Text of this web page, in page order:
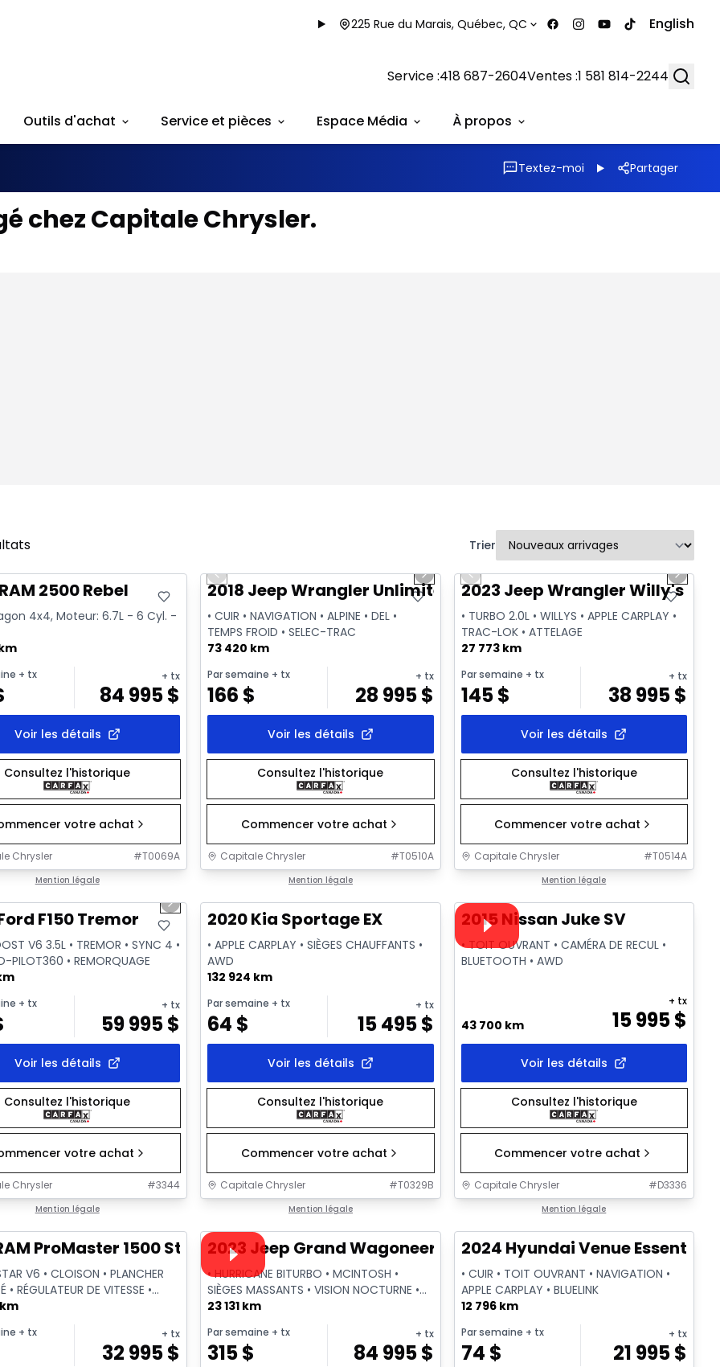
225 Rue du Marais, Québec, QC English
Service :418 687-2604Ventes :1 581 814-2244
Outils d'achat Service et pièces Espace Média À propos
Textez-moi Partager
chez Capitale Chrysler.
Trier
offre
2500 Rebel
4x4, Moteur: 6.7L - 6 Cyl. -
+ tx + tx
84 995$
Voir les détails
Consultez l'historique
votre achat
Chrysler #T0069A
Mention légale
Previous slide Next slide
2018 Jeep Wrangler Unlimited Sahara
• CUIR • NAVIGATION • ALPINE • DEL •
TEMPS FROID • SELEC-TRAC
73 420 km
Par semaine + tx
166 $
+ tx
28 995$
Voir les détails
Consultez l'historique
Commencer votre achat
Capitale Chrysler #T0510A
Mention légale
Très bonne offre
Previous slide Next
2023 Jeep Wrangler Willy's
• TURBO 2.0L • WILLYS • APPLE CARPLAY •
TRAC-LOK • ATTELAGE
27 773 km
Par semaine + tx
145$
+ tx
38 995$
Voir les détails
Consultez l'historique
Commencer votre achat
Capitale Chrysler #T0514A
Mention légale
offre
slide Next slide
F150 Tremor
V6 3.5L • TREMOR • SYNC 4 •
PILOT360 • REMORQUAGE
+ tx + tx
59 995$
Voir les détails
Consultez l'historique
votre achat
Chrysler #3344
Mention légale
Très bonne offre
2020 Kia Sportage EX
• APPLE CARPLAY • SIÈGES CHAUFFANTS •
AWD
132 924 km
Par semaine + tx
64 $
+ tx
15 495$
Voir les détails
Consultez l'historique
Commencer votre achat
Capitale Chrysler #T0329B
Mention légale
Vidéo disponible
Très bonne offre
2015 Nissan Juke SV
• TOIT OUVRANT • CAMÉRA DE RECUL •
BLUETOOTH • AWD
43 700 km 15 995$
+ tx
Voir les détails
Consultez l'historique
Commencer votre achat
Capitale Chrysler #D3336
Mention légale
offre
ProMaster 1500 Std Roof
V6 • CLOISON • PLANCHER
• RÉGULATEUR DE VITESSE •
+ tx + tx
32 995$
Vidéo disponible
Très bonne offre
2023 Jeep Grand Wagoneer L Series III
• HURRICANE BITURBO • MCINTOSH •
SIÈGES MASSANTS • VISION NOCTURNE •
QUADRA-LIFT
23 131 km
Par semaine + tx
315$
+ tx
84 995$
Très bonne offre
2024 Hyundai Venue Essential
• CUIR • TOIT OUVRANT • NAVIGATION •
APPLE CARPLAY • BLUELINK
12 796 km
Par semaine + tx
74 $
+ tx
21 995$